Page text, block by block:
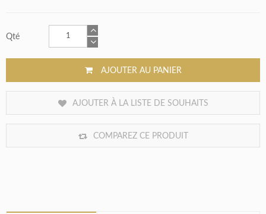
Qté
AJOUTER AU PANIER
AJOUTER À LA LISTE DE SOUHAITS
COMPAREZ CE PRODUIT